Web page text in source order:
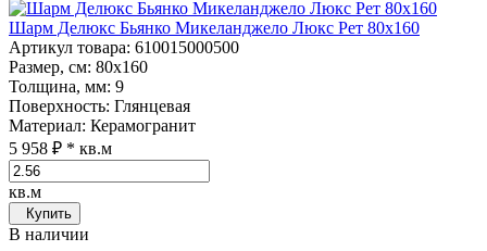
Шарм Делюкс Бьянко Микеланджело Люкс Рет 80x160
Артикул товара: 610015000500
Размер, см: 80x160
Толщина, мм: 9
Поверхность: Глянцевая
Материал: Керамогранит
5 958 ₽ * кв.м
кв.м
Купить
В наличии